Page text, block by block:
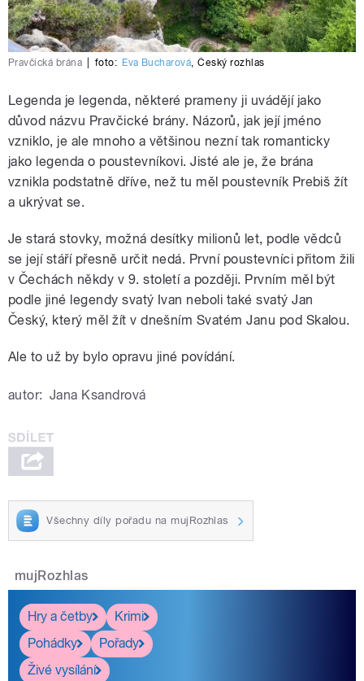
Pravčická brána foto: Eva Bucharová,Český rozhlas
Legenda je legenda, některé prameny ji uvádějí jako
důvod názvu Pravčické brány. Názorů, jak její jméno
vzniklo, je ale mnoho a většinou nezní tak romanticky
jako legenda o poustevníkovi. Jisté ale je, že brána
vznikla podstatně dříve, než tu měl poustevník Prebiš žít
a ukrývat se.
Je stará stovky, možná desítky milionů let, podle vědců
se její stáří přesně určit nedá. První poustevníci přitom žili
v Čechách někdy v 9. století a později. Prvním měl být
podle jiné legendy svatý Ivan neboli také svatý Jan
Český, který měl žít v dnešním Svatém Janu pod Skalou.
Ale to už by bylo opravu jiné povídání.
autor: Jana Ksandrová
Všechny díly pořadu na mujRozhlas
mujRozhlas
Hry a četby
Krimi
Pohádky
Pořady
Živé vysílání